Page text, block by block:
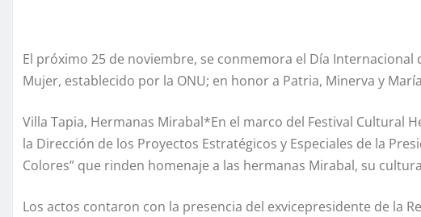
El próximo 25 de noviembre, se conmemora el Día Internacional
Mujer, establecido por la ONU; en honor a Patria, Minerva y
Villa Tapia, Hermanas Mirabal*En el marco del Festival Cultural
la Dirección de los Proyectos Estratégicos y Especiales de la
Colores” que rinden homenaje a las hermanas Mirabal, su
Los actos contaron con la presencia del exvicepresidente de la